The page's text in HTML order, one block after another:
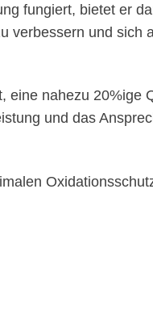
fungiert, bietet er
verbessern und sich
eine nahezu 20%ige
und das